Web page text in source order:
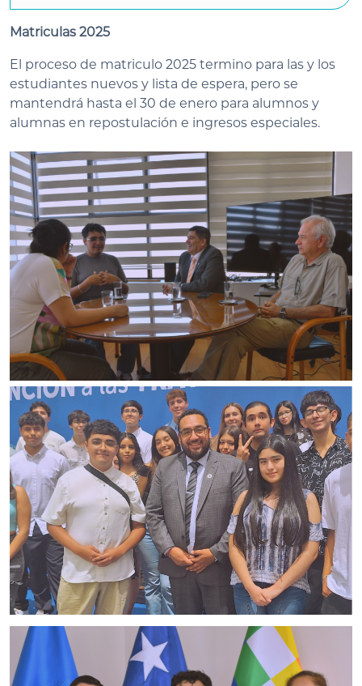
Matriculas 2025
El proceso de matriculo 2025 termino para las y los
estudiantes nuevos y lista de espera, pero se
mantendrá hasta el 30 de enero para alumnos y
alumnas en repostulación e ingresos especiales.